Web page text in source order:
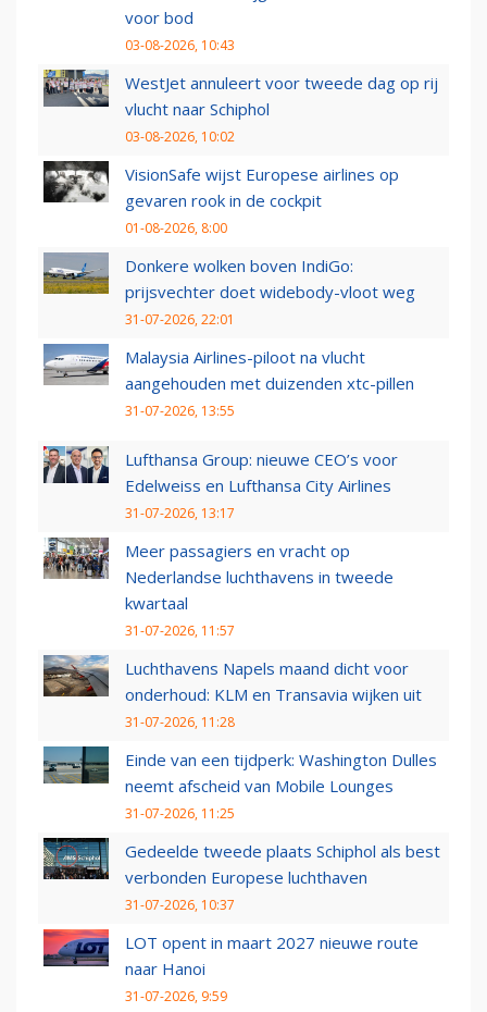
voor bod
03-08-2026, 10:43
WestJet annuleert voor tweede dag op rij
vlucht naar Schiphol
03-08-2026, 10:02
VisionSafe wijst Europese airlines op
gevaren rook in de cockpit
01-08-2026, 8:00
Donkere wolken boven IndiGo:
prijsvechter doet widebody-vloot weg
31-07-2026, 22:01
Malaysia Airlines-piloot na vlucht
aangehouden met duizenden xtc-pillen
31-07-2026, 13:55
Lufthansa Group: nieuwe CEO’s voor
Edelweiss en Lufthansa City Airlines
31-07-2026, 13:17
Meer passagiers en vracht op
Nederlandse luchthavens in tweede
kwartaal
31-07-2026, 11:57
Luchthavens Napels maand dicht voor
onderhoud: KLM en Transavia wijken uit
31-07-2026, 11:28
Einde van een tijdperk: Washington Dulles
neemt afscheid van Mobile Lounges
31-07-2026, 11:25
Gedeelde tweede plaats Schiphol als best
verbonden Europese luchthaven
31-07-2026, 10:37
LOT opent in maart 2027 nieuwe route
naar Hanoi
31-07-2026, 9:59